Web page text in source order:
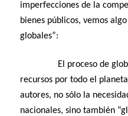
imperfecciones de la
bienes públicos, vemos
globales”:
El proceso de
recursos por todo el
autores, no sólo la
nacionales, sino también